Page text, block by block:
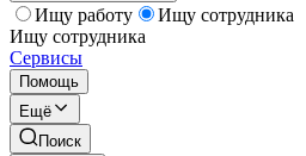
Ищу работу
Ищу сотрудника
Ищу сотрудника
Сервисы
Помощь
Ещё
Поиск